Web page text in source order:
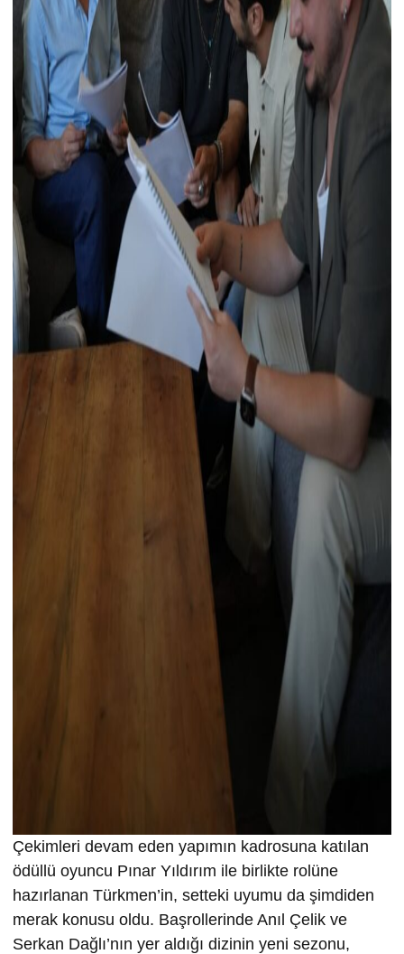
Çekimleri devam eden yapımın kadrosuna katılan
ödüllü oyuncu Pınar Yıldırım ile birlikte rolüne
hazırlanan Türkmen’in, setteki uyumu da şimdiden
merak konusu oldu. Başrollerinde Anıl Çelik ve
Serkan Dağlı’nın yer aldığı dizinin yeni sezonu,